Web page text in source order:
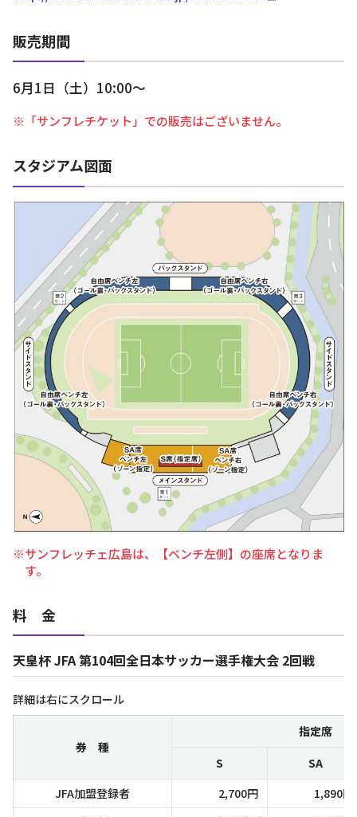
販売期間
6月1日（土）10:00～
※「サンフレチケット」での販売はございません。
スタジアム図面
※サンフレッチェ広島は、【ベンチ左側】の座席となりま
す。
料 金
天皇杯 JFA 第104回全日本サッカー選手権大会 2回戦
詳細は右にスクロール
券 種
指定席
S
SA
JFA加盟登録者
2,700円
1,890円